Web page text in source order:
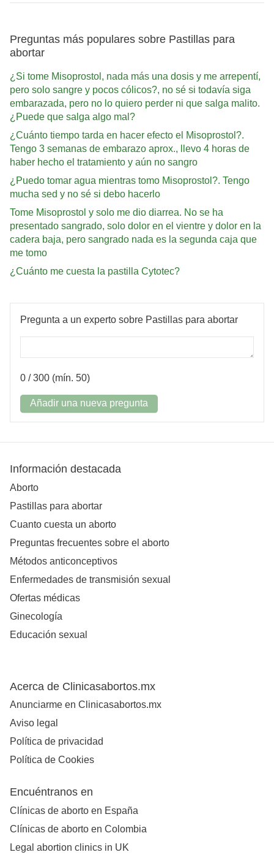
Preguntas más populares sobre Pastillas para
abortar
¿Si tome Misoprostol, nada más una dosis y me arrepentí,
pero solo sangre y pocos cólicos?, no sé si todavía siga
embarazada, pero no lo quiero perder ni que salga malito.
¿Puede que salga algo mal?
¿Cuánto tiempo tarda en hacer efecto el Misoprostol?.
Tengo 3 semanas de embarazo aprox., llevo 4 horas de
haber hecho el tratamiento y aún no sangro
¿Puedo tomar agua mientras tomo Misoprostol?. Tengo
mucha sed y no sé si debo hacerlo
Tome Misoprostol y solo me dio diarrea. No se ha
presentado sangrado, solo dolor en el vientre y dolor en la
cadera baja, pero sangrado nada es la segunda caja que
me tomo
¿Cuánto me cuesta la pastilla Cytotec?
Pregunta a un experto sobre Pastillas para abortar
0 / 300 (mín. 50)
Añadir una nueva pregunta
Información destacada
Aborto
Pastillas para abortar
Cuanto cuesta un aborto
Preguntas frecuentes sobre el aborto
Métodos anticonceptivos
Enfermedades de transmisión sexual
Ofertas médicas
Ginecología
Educación sexual
Acerca de Clinicasabortos.mx
Anunciarme en Clinicasabortos.mx
Aviso legal
Política de privacidad
Política de Cookies
Encuéntranos en
Clínicas de aborto en España
Clínicas de aborto en Colombia
Legal abortion clinics in UK